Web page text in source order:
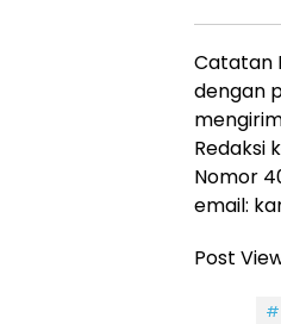
Catatan
dengan
Redaksi
Nomor
email:
Post